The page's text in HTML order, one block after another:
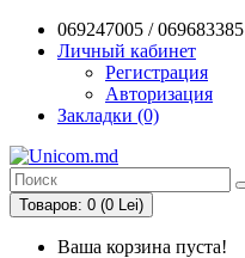
069247005 / 069683385
Личный кабинет
Регистрация
Авторизация
Закладки (0)
Товаров: 0 (0 Lei)
Ваша корзина пуста!